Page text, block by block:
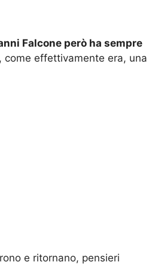
Falcone però ha sempre
, come effettivamente era, una
e ritornano, pensieri